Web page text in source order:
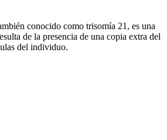
conocido como trisomía 21, es una
de la presencia de una copia extra del
del individuo.